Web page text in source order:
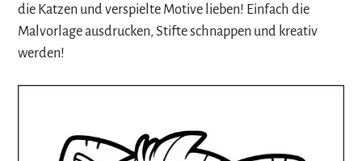
die Katzen und verspielte Motive lieben! Einfach die
Malvorlage ausdrucken, Stifte schnappen und kreativ
werden!